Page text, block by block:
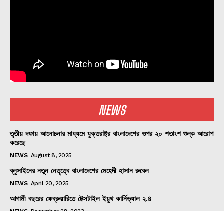
NEWS
তৃতীয় দফায় আলোচনার মাধ্যমে যুক্তরাষ্ট্র বাংলাদেশের ওপর ২০ শতাংশ শুল্ক আরোপ
করেছে
NEWS August 8, 2025
ব্লুসাইনের নতুন নেতৃত্বে বাংলাদেশের মেহেদী হাসান রুবেল
NEWS April 20, 2025
আগামী বছরের ফেব্রুয়ারিতে টেক্সটাইল ইয়ুথ কার্নিভ্যাল ২.৪